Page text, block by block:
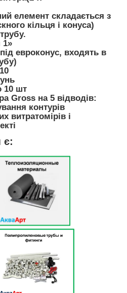
елемент складається з
кільця і конуса)
1»
евроконус, входять в
10 шт
Gross на 5 відводів:
контурів
витратомірів і
є: